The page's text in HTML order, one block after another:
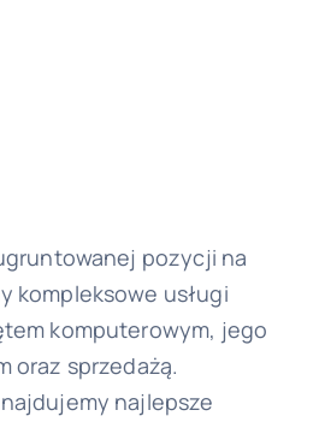
pozycji na
kompleksowe usługi
komputerowym, jego
oraz sprzedażą.
najlepsze